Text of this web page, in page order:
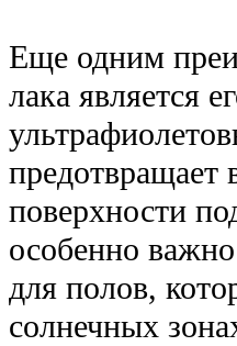
Еще одним
лака является
предотвращает
поверхности
особенно
для полов,
солнечных